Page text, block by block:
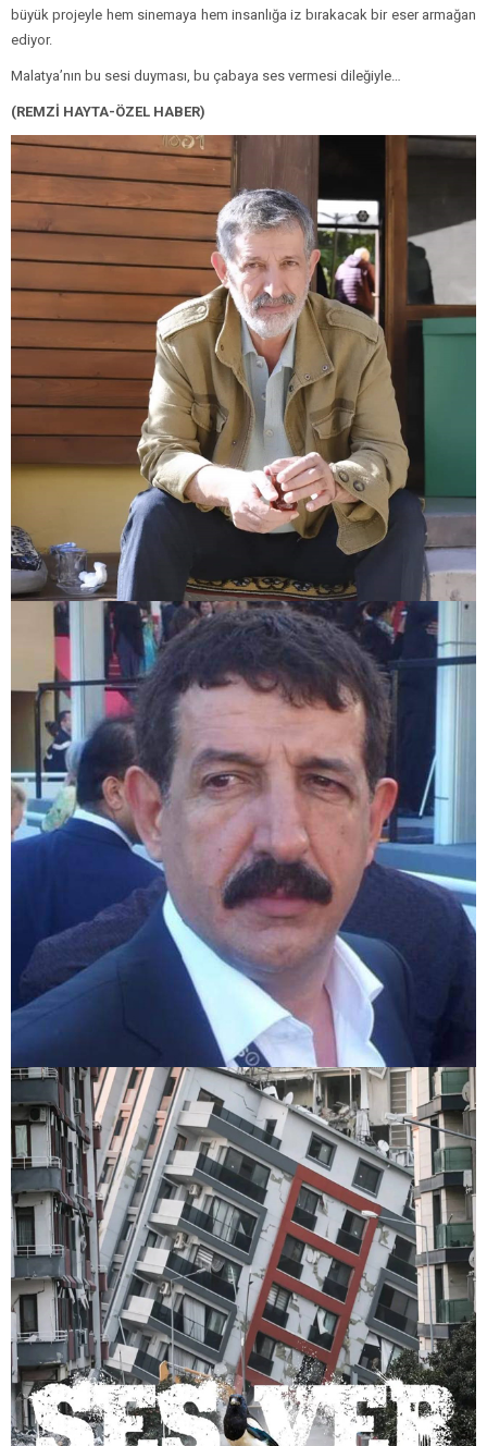
büyük projeyle hem sinemaya hem insanlığa iz bırakacak bir eser armağan
ediyor.
Malatya’nın bu sesi duyması, bu çabaya ses vermesi dileğiyle…
(REMZİ HAYTA-ÖZEL HABER)